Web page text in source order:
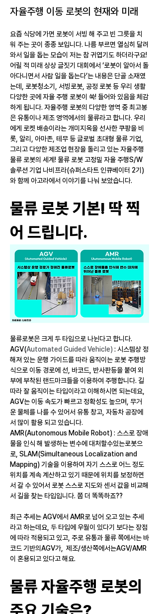
자율주행 이동 로봇의 현재와 미래
요즘 식당에 가면 로봇이 서빙 해 주고 빈 그릇을 치
워 주는 곳이 종종 보입니다. 나름 부르면 열심히 달려
와서 일을 돕는 모습이 저는 참 귀엽기도 하더라구요!
어릴 적 미래 상상 글짓기 대회에서 ‘로봇이 알아서 돌
아다니면서 사람 일을 돕는다’는 내용은 단골 소재였
는데, 로봇청소기, 서빙로봇, 공정 로봇 등 우리 생활
다양한 곳에 자율 주행 로봇이 쑥! 들어와 있음을 체감
하게 됩니다. 자율주행 로봇의 다양한 영역 중 최고봉
은 유통이나 제조 영역에서의 물류라고 합니다. 우리
에게 로켓 배송이라는 개미지옥을 선사한 쿠팡을 비
롯, 알리, 아마존, 테무 등 글로벌 초대형 물류 기업,
그리고 다양한 제조업 현장을 돌리고 있는 자율주행
물류 로봇의 세계! 물류 로봇 고정밀 자율 주행S/W
솔루션 기업 나비프라(슈퍼스타트 인큐베이터 2기)
와 함께 아고라에서 이야기를 나눠 보았습니다.
물류 로봇 기본! 딱 찍
어 드립니다.
물류로봇은 크게 두 타입으로 나뉜다고 합니다.
AGV(Automated Guided Vehicle) : 시스템상 정
해져 있는 운행 가이드를 따라 움직이는 로봇 주행방
식으로 이동 경로에 선, 바코드, 반사판등을 붙여 외
부에 부착된 랜드마크들을 이용하여 주행합니다. 길
따라 잘 움직이는 타입이라고 이해하시면 되는데요,
AGV는 이동 속도가 빠르고 정확성도 높으며, 무거
운 물체를 나를 수 있어서 유통 창고, 자동차 공장에
서 많이 활용 되고 있습니다.
AMR(Autonomous Mobile Robot) : 스스로 장애
물을 인식 해 발생하는 변수에 대처할수있는로봇으
로, SLAM(Simultaneous Localization and
Mapping) 기술을 이용하여 자기 스스로 어느 정도
위치를 계속 계산하고 있기 때문에 위치를 보정하면
서 갈 수 있어서 로봇 스스로 지도와 센서 값을 비교해
서 길을 찾는 타입입니다. 쫌 더 똑똑하죠??
최근 추세는 AGV에서 AMR로 넘어 오고 있는 추세
라고 하는데요, 두 타입에 우월이 있다기 보다는 장점
에 따라 적용되고 있고, 주로 유통과 물류 쪽에서는 바
코드 기반의AGV가,  제조/생산쪽에서는AGV/AMR
이 혼용되고 있다고 해요.
물류 자율주행 로봇의